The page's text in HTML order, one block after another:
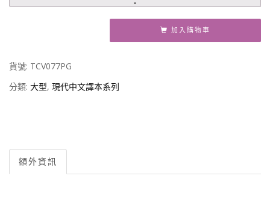
加入購物車
貨號: TCV077PG
分類: 大型, 現代中文譯本系列
額外資訊